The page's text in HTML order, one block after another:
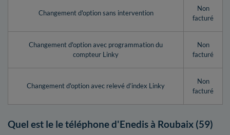
Changement d'option sans intervention
Non
facturé
Changement d'option avec programmation du
compteur Linky
Non
facturé
Changement d'option avec relevé d’index Linky
Non
facturé
Quel est le le téléphone d'Enedis à Roubaix (59)